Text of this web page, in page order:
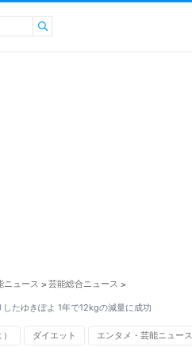
ニュース > 芸能総合ニュース >
したゆきぽよ 1年で12kgの減量に成功
ダイエット エンタメ・芸能ニュース